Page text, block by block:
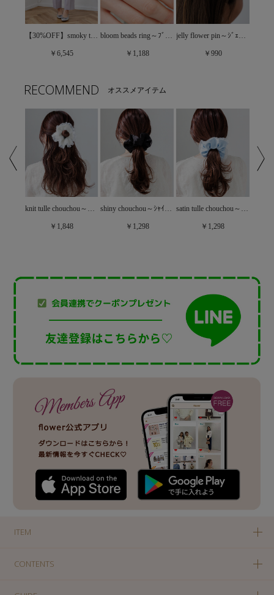
【30%OFF】smoky tapered pants3～ｽﾓｰｷｰﾃｰﾊﾟｰﾄﾞﾊﾟﾝﾂ3
￥6,545
bloom beads ring～ﾌﾞﾙｰﾑﾋﾞｰｽﾞﾘﾝｸﾞ
￥1,188
jelly flower pin～ｼﾞｪﾘｰﾌﾗﾜｰﾋﾟﾝ
￥990
RECOMMEND オススメアイテム
￥1,848 ￥1,298
satin tulle chouchou～ｻﾃﾝﾁｭｰﾙｼｭｼｭ
￥1,298
ITEM
CONTENTS